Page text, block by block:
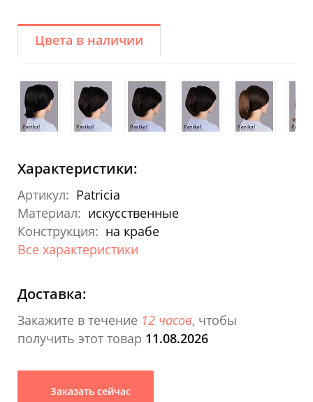
Цвета в наличии
Характеристики:
Артикул: Patricia
Материал: искусственные
Конструкция: на крабе
Все характеристики
Доставка:
Закажите в течение 12 часов, чтобы
получить этот товар 11.08.2026
Заказать сейчас